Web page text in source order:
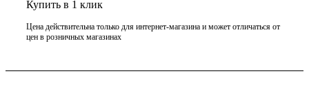
Купить в 1 клик
Цена действительна только для интернет-магазина и может отличаться от
цен в розничных магазинах